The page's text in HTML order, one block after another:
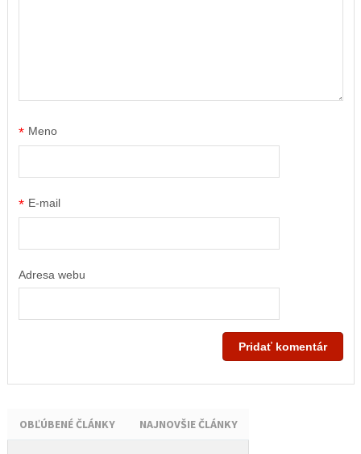
Meno
*
E-mail
*
Adresa webu
OBĽÚBENÉ ČLÁNKY NAJNOVŠIE ČLÁNKY